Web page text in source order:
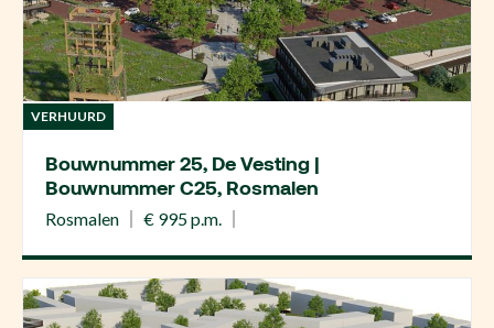
VERHUURD
Bouwnummer 25, De Vesting |
Bouwnummer C25, Rosmalen
Rosmalen € 995 p.m.